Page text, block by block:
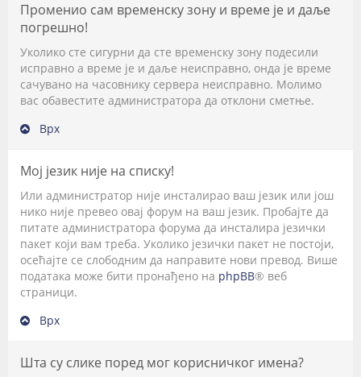
Променио сам временску зону и време је и даље
погрешно!
Уколико сте сигурни да сте временску зону подесили
исправно а време је и даље неисправно, онда је време
сачувано на часовнику сервера неисправно. Молимо
вас обавестите администратора да отклони сметње.
Врх
Мој језик није на списку!
Или администратор није инсталирао ваш језик или још
нико није превео овај форум на ваш језик. Пробајте да
питате администратора форума да инсталира језички
пакет који вам треба. Уколико језички пакет не постоји,
осећајте се слободним да направите нови превод. Више
података може бити пронађено на phpBB® веб
страници.
Врх
Шта су слике поред мог корисничког имена?